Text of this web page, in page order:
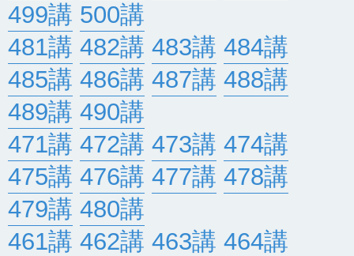
499講 500講
481講 482講 483講 484講
485講 486講 487講 488講
489講 490講
471講 472講 473講 474講
475講 476講 477講 478講
479講 480講
461講 462講 463講 464講